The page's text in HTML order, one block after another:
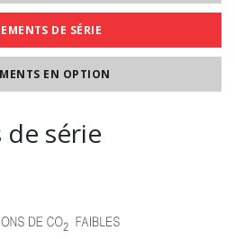
DE SÉRIE
EN OPTION
série